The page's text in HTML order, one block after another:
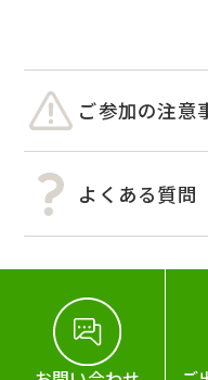
ご参加の注意
よくある質問